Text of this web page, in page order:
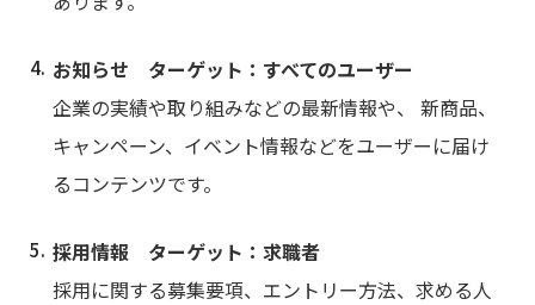
お知らせ ターゲット：すべてのユーザー
企業の実績や取り組みなどの最新情報や、 新商品、
キャンペーン、イベント情報などをユーザーに届け
るコンテンツです。
採用情報 ターゲット：求職者
採用に関する募集要項、エントリー方法、求める人